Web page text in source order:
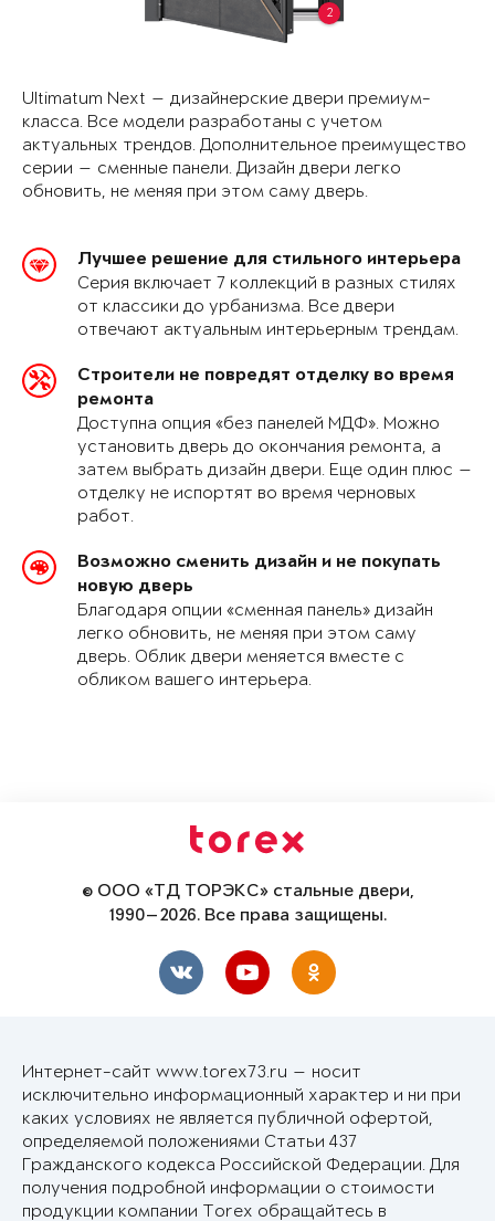
2
Ultimatum Next — дизайнерские двери премиум-
класса. Все модели разработаны с учетом
актуальных трендов. Дополнительное преимущество
серии — сменные панели. Дизайн двери легко
обновить, не меняя при этом саму дверь.
Лучшее решение для стильного интерьера
Серия включает 7 коллекций в разных стилях
от классики до урбанизма. Все двери
отвечают актуальным интерьерным трендам.
Строители не повредят отделку во время
ремонта
Доступна опция «без панелей МДФ». Можно
установить дверь до окончания ремонта, а
затем выбрать дизайн двери. Еще один плюс —
отделку не испортят во время черновых
работ.
Возможно сменить дизайн и не покупать
новую дверь
Благодаря опции «сменная панель» дизайн
легко обновить, не меняя при этом саму
дверь. Облик двери меняется вместе с
обликом вашего интерьера.
© ООО «ТД ТОРЭКС» стальные двери,
1990—2026. Все права защищены.
Интернет-сайт www.torex73.ru — носит
исключительно информационный характер и ни при
каких условиях не является публичной офертой,
определяемой положениями Статьи 437
Гражданского кодекса Российской Федерации. Для
получения подробной информации о стоимости
продукции компании Torex обращайтесь в